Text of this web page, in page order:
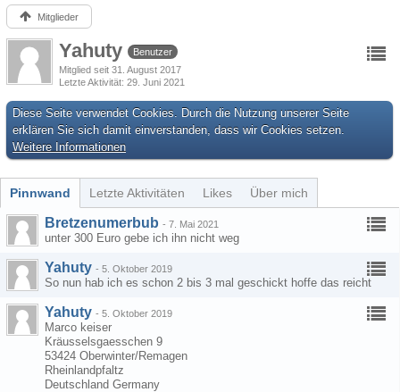
Mitglieder
Yahuty
Benutzer
Mitglied seit 31. August 2017
Letzte Aktivität 29. Juni 2021
Diese Seite verwendet Cookies. Durch die Nutzung unserer Seite
erklären Sie sich damit einverstanden, dass wir Cookies setzen.
Weitere Informationen
Pinnwand Letzte Aktivitäten Likes Über mich
Bretzenumerbub - 7. Mai 2021
unter 300 Euro gebe ich ihn nicht weg
Yahuty - 5. Oktober 2019
So nun hab ich es schon 2 bis 3 mal geschickt hoffe das reicht
Yahuty - 5. Oktober 2019
Marco keiser
Kräusselsgaesschen 9
53424 Oberwinter/Remagen
Rheinlandpfaltz
Deutschland Germany